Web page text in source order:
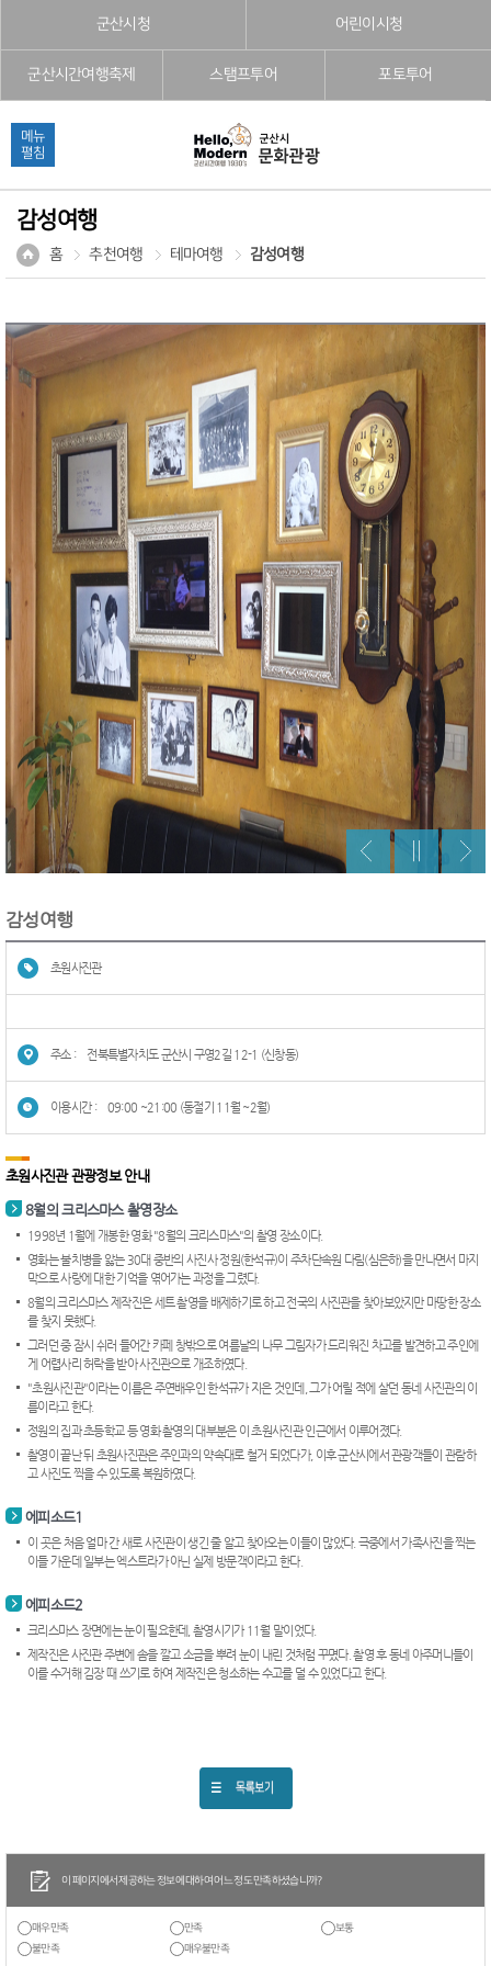
군산시청 어린이시청
군산시간여행축제 스탬프투어 포토투어
메뉴
펼침
감성여행
홈 추천여행 테마여행 감성여행
감성여행
초원사진관
주소 : 전북특별자치도 군산시 구영2길 12-1 (신창동)
이용시간 : 09:00 ~21:00 (동절기 11월 ~2월)
초원사진관 관광정보 안내
8월의 크리스마스 촬영장소
1998년 1월에 개봉한 영화 "8월의 크리스마스"의 촬영 장소이다.
영화는 불치병을 앓는 30대 중반의 사진사 정원(한석규)이 주차단속원 다림(심은하)을 만나면서 마지
막으로 사랑에 대한 기억을 엮어가는 과정을 그렸다.
8월의 크리스마스 제작진은 세트 촬영을 배제하기로 하고 전국의 사진관을 찾아보았지만 마땅한 장소
를 찾지 못했다.
그러던 중 잠시 쉬러 들어간 카페 창밖으로 여름날의 나무 그림자가 드리워진 차고를 발견하고 주인에
게 어렵사리 허락을 받아 사진관으로 개조하였다.
"초원사진관"이라는 이름은 주연배우인 한석규가 지은 것인데, 그가 어릴 적에 살던 동네 사진관의 이
름이라고 한다.
정원의 집과 초등학교 등 영화 촬영의 대부분은 이 초원사진관 인근에서 이루어졌다.
촬영이 끝난 뒤 초원사진관은 주인과의 약속대로 철거 되었다가, 이후 군산시에서 관광객들이 관람하
고 사진도 찍을 수 있도록 복원하였다.
에피소드1
이 곳은 처음 얼마 간 새로 사진관이 생긴 줄 알고 찾아오는 이들이 많았다. 극중에서 가족사진을 찍는
이들 가운데 일부는 엑스트라가 아닌 실제 방문객이라고 한다.
에피소드2
크리스마스 장면에는 눈이 필요한데, 촬영시기가 11월 말이었다.
제작진은 사진관 주변에 솜을 깔고 소금을 뿌려 눈이 내린 것처럼 꾸몄다. 촬영 후 동네 아주머니들이
이를 수거해 김장 때 쓰기로 하여 제작진은 청소하는 수고를 덜 수 있었다고 한다.
이 페이지에서 제공하는 정보에 대하여 어느 정도 만족하셨습니까?
매우만족 만족
보통
불만족
매우불만족